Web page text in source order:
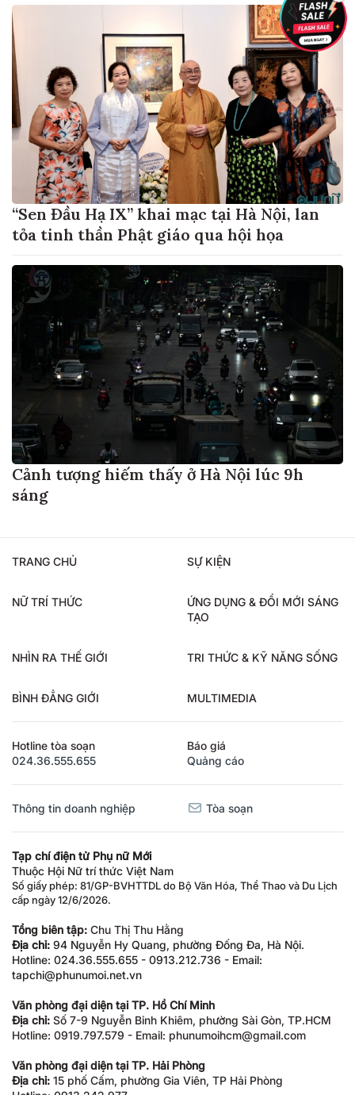
“Sen Đầu Hạ IX” khai mạc tại Hà Nội, lan
tỏa tinh thần Phật giáo qua hội họa
Cảnh tượng hiếm thấy ở Hà Nội lúc 9h
sáng
TRANG CHỦ SỰ KIỆN
NỮ TRÍ THỨC
ỨNG DỤNG & ĐỔI MỚI SÁNG
TẠO
NHÌN RA THẾ GIỚI TRI THỨC & KỸ NĂNG SỐNG
BÌNH ĐẲNG GIỚI MULTIMEDIA
Hotline tòa soạn
024.36.555.655
Báo giá
Quảng cáo
Thông tin doanh nghiệp Tòa soạn
Tạp chí điện tử Phụ nữ Mới
Thuộc Hội Nữ trí thức Việt Nam
Số giấy phép: 81/GP-BVHTTDL do Bộ Văn Hóa, Thể Thao và Du Lịch
cấp ngày 12/6/2026.
Tổng biên tập: Chu Thị Thu Hằng
Địa chỉ: 94 Nguyễn Hy Quang, phường Đống Đa, Hà Nội.
Hotline: 024.36.555.655 - 0913.212.736 - Email:
tapchi@phunumoi.net.vn
Văn phòng đại diện tại TP. Hồ Chí Minh
Địa chỉ: Số 7-9 Nguyễn Bỉnh Khiêm, phường Sài Gòn, TP.HCM
Hotline: 0919.797.579 - Email: phunumoihcm@gmail.com
Văn phòng đại diện tại TP. Hải Phòng
Địa chỉ: 15 phố Cấm, phường Gia Viên, TP Hải Phòng